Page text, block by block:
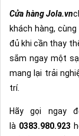
Cửa hàng Jola.vn
khách hàng,
đủ khi cần thay
sắm ngay một
mang lại trải
trí.
Hãy gọi ngay
là 0383.980.923